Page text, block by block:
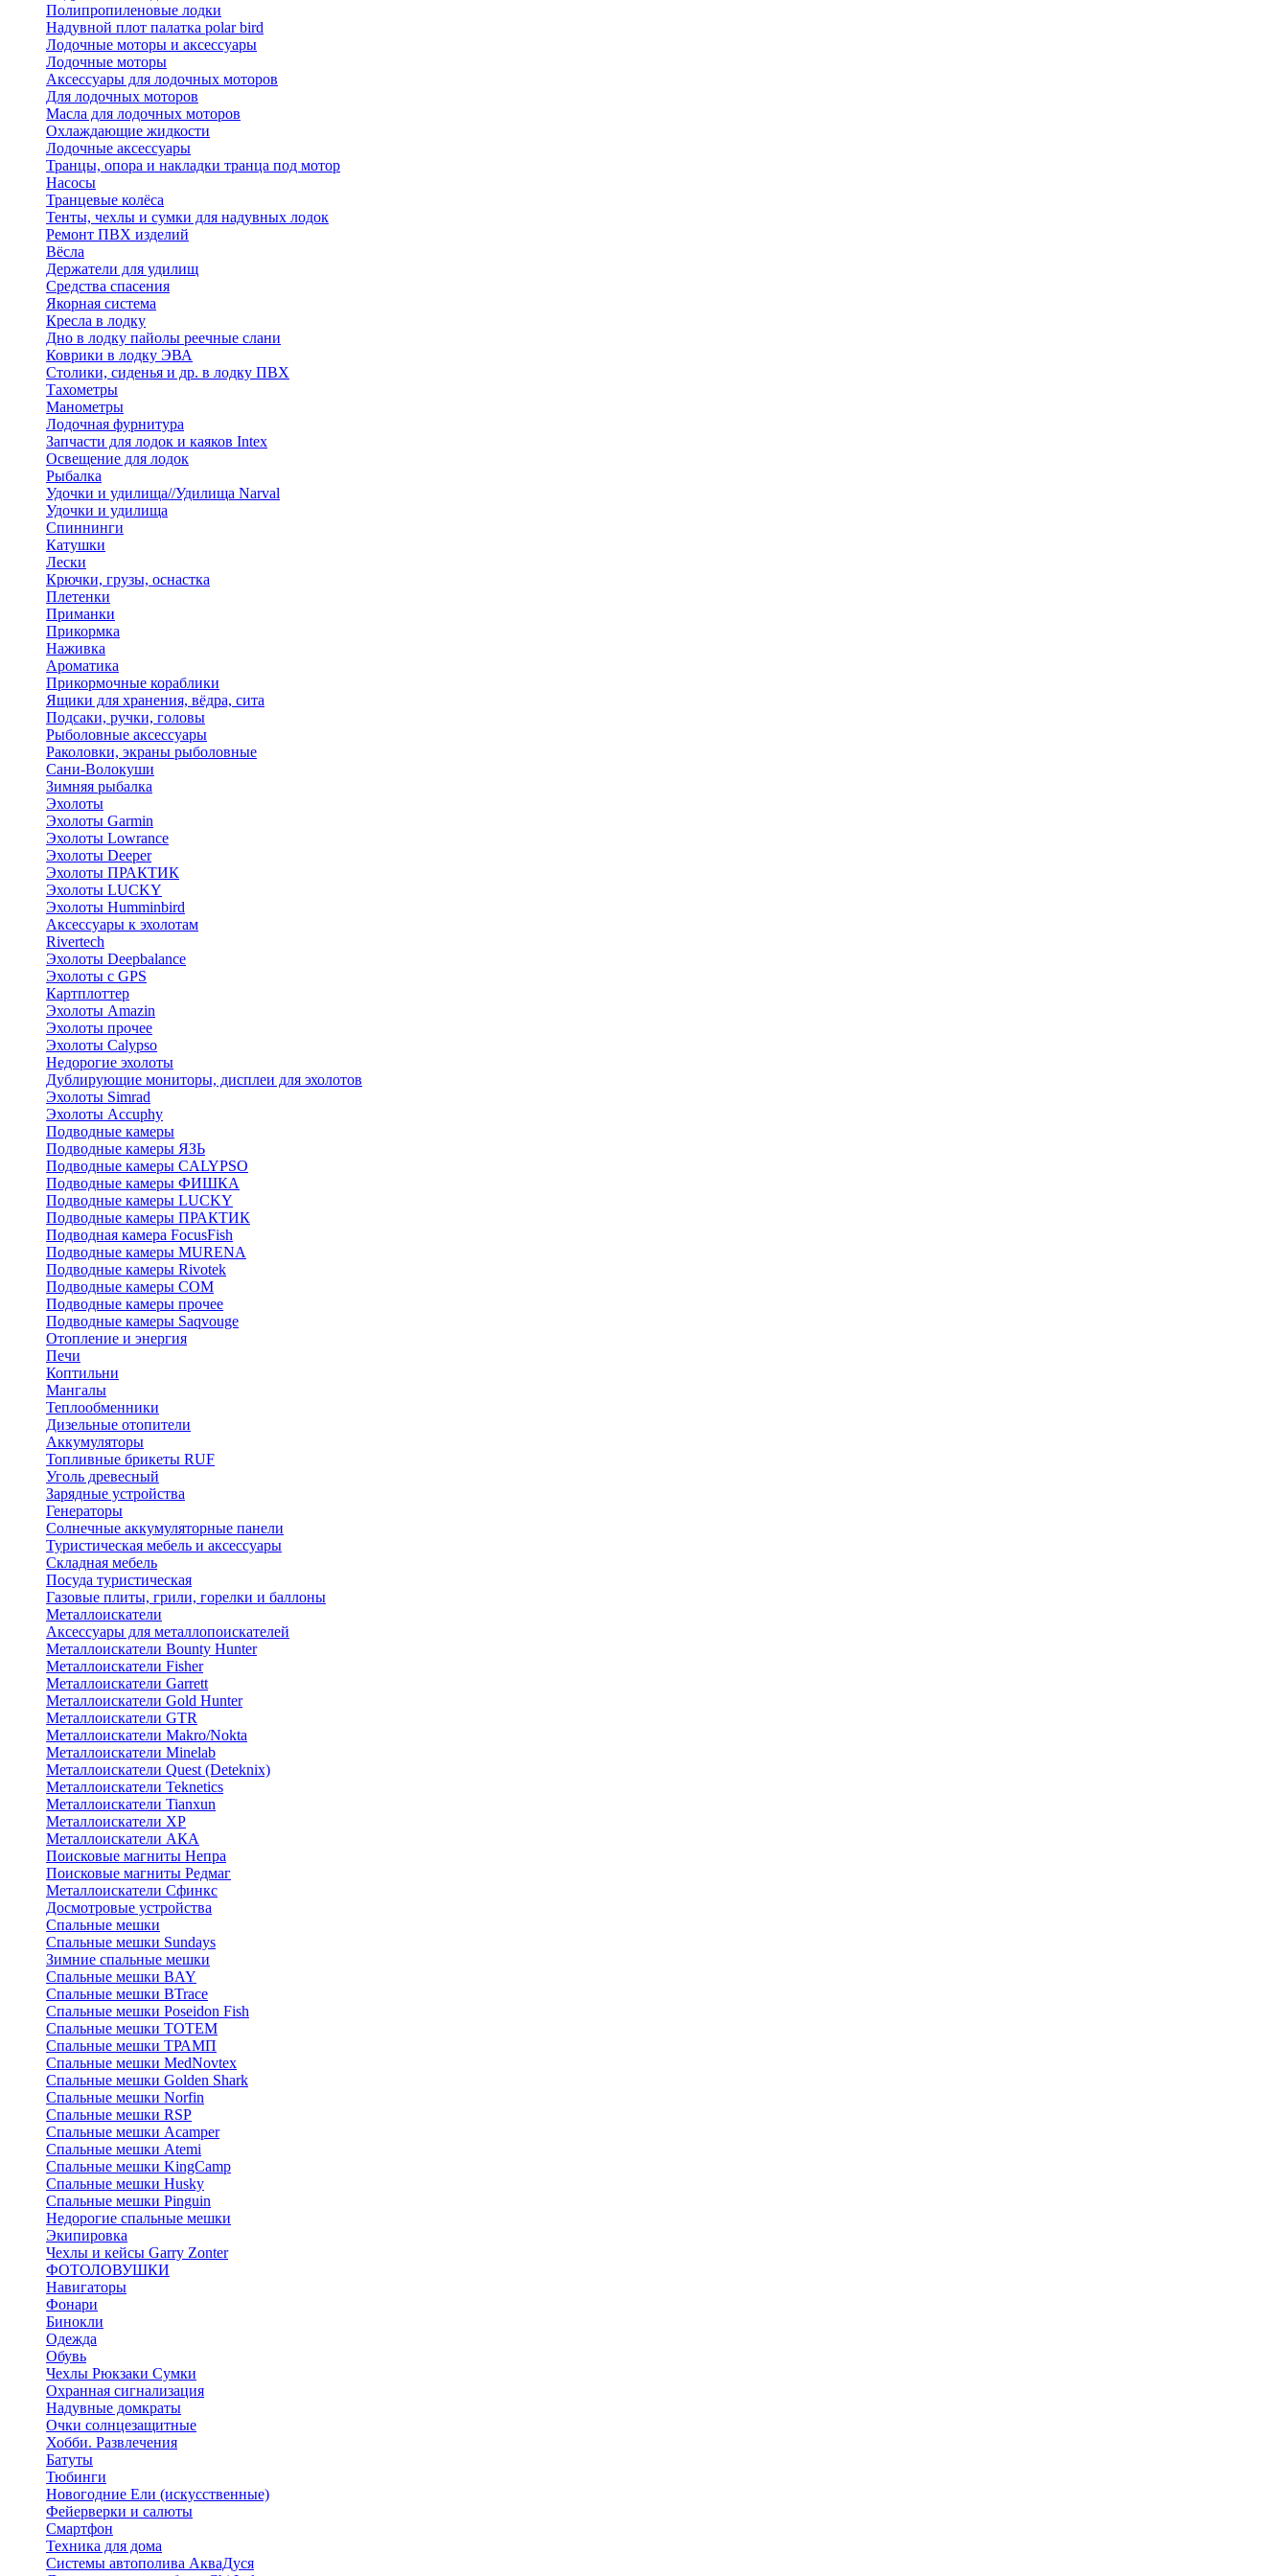
Полипропиленовые лодки
Надувной плот палатка polar bird
Лодочные моторы и аксессуары
Лодочные моторы
Аксессуары для лодочных моторов
Для лодочных моторов
Масла для лодочных моторов
Охлаждающие жидкости
Лодочные аксессуары
Транцы, опора и накладки транца под мотор
Насосы
Транцевые колёса
Тенты, чехлы и сумки для надувных лодок
Ремонт ПВХ изделий
Вёсла
Держатели для удилищ
Средства спасения
Якорная система
Кресла в лодку
Дно в лодку пайолы реечные слани
Коврики в лодку ЭВА
Столики, сиденья и др. в лодку ПВХ
Тахометры
Манометры
Лодочная фурнитура
Запчасти для лодок и каяков Intex
Освещение для лодок
Рыбалка
Удочки и удилища//Удилища Narval
Удочки и удилища
Спиннинги
Катушки
Лески
Крючки, грузы, оснастка
Плетенки
Приманки
Прикормка
Наживка
Ароматика
Прикормочные кораблики
Ящики для хранения, вёдра, сита
Подсаки, ручки, головы
Рыболовные аксессуары
Раколовки, экраны рыболовные
Сани-Волокуши
Зимняя рыбалка
Эхолоты
Эхолоты Garmin
Эхолоты Lowrance
Эхолоты Deeper
Эхолоты ПРАКТИК
Эхолоты LUCKY
Эхолоты Humminbird
Аксессуары к эхолотам
Rivertech
Эхолоты Deepbalance
Эхолоты с GPS
Картплоттер
Эхолоты Amazin
Эхолоты прочее
Эхолоты Calypso
Недорогие эхолоты
Дублирующие мониторы, дисплеи для эхолотов
Эхолоты Simrad
Эхолоты Accuphy
Подводные камеры
Подводные камеры ЯЗЬ
Подводные камеры CALYPSO
Подводные камеры ФИШКА
Подводные камеры LUCKY
Подводные камеры ПРАКТИК
Подводная камера FocusFish
Подводные камеры MURENA
Подводные камеры Rivotek
Подводные камеры СОМ
Подводные камеры прочее
Подводные камеры Saqvouge
Отопление и энергия
Печи
Коптильни
Мангалы
Теплообменники
Дизельные отопители
Аккумуляторы
Топливные брикеты RUF
Уголь древесный
Зарядные устройства
Генераторы
Солнечные аккумуляторные панели
Туристическая мебель и аксессуары
Складная мебель
Посуда туристическая
Газовые плиты, грили, горелки и баллоны
Металлоискатели
Аксессуары для металлопоискателей
Металлоискатели Bounty Hunter
Металлоискатели Fisher
Металлоискатели Garrett
Металлоискатели Gold Hunter
Металлоискатели GTR
Металлоискатели Makro/Nokta
Металлоискатели Minelab
Металлоискатели Quest (Deteknix)
Металлоискатели Teknetics
Металлоискатели Tianxun
Металлоискатели XP
Металлоискатели АКА
Поисковые магниты Непра
Поисковые магниты Редмаг
Металлоискатели Сфинкс
Досмотровые устройства
Спальные мешки
Спальные мешки Sundays
Зимние спальные мешки
Спальные мешки BAY
Спальные мешки BTrace
Спальные мешки Poseidon Fish
Спальные мешки ТОТЕМ
Спальные мешки ТРАМП
Cпальные мешки MedNovtex
Спальные мешки Golden Shark
Спальные мешки Norfin
Спальные мешки RSP
Спальные мешки Acamper
Спальные мешки Atemi
Спальные мешки KingCamp
Спальные мешки Husky
Спальные мешки Pinguin
Недорогие спальные мешки
Экипировка
Чехлы и кейсы Garry Zonter
ФОТОЛОВУШКИ
Навигаторы
Фонари
Бинокли
Одежда
Обувь
Чехлы Рюкзаки Сумки
Охранная сигнализация
Надувные домкраты
Очки солнцезащитные
Хобби. Развлечения
Батуты
Тюбинги
Новогодние Ели (искусственные)
Фейерверки и салюты
Смартфон
Техника для дома
Системы автополива АкваДуся